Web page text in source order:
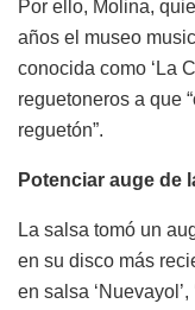
Por ello, Molina,
años el museo
conocida como ‘La
reguetoneros a que
reguetón”.
Potenciar auge de
La salsa tomó un
en su disco más
en salsa ‘Nuevayol’,